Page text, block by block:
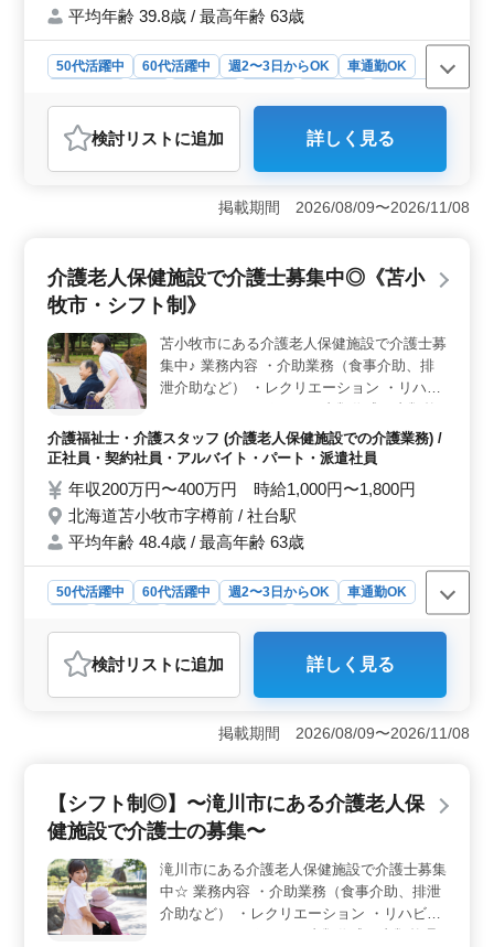
平均年齢 39.8歳 / 最高年齢 63歳
50代活躍中 60代活躍中 週2〜3日からOK
車通勤OK
派遣社員
介護福祉士・介護スタッフ
おすすめポイント
＜年間休日118日＞ 週休2日制で、土日が休みです。こ
れに加えて年間休日は118日あり、プライベートや家庭と
の時間を大切にしながら働けます。メリハリのある働き
ある方を対象としており、経験やスキルを活かしながら
さらに成長できる環境が整っています。ヘルパー2級以上
方にも適しています。 ＜アクセスと勤務条件＞ 施
設はアクセスが良く、車通勤も可能です。週3〜5日の勤
務が可能で、正社員から派遣社員まで幅広い雇用形態が
あります。これにより、ライフスタイルに合わせた柔軟
な働き方が選べる点が魅力です。
検討リスト に追加 詳しく見る
掲載期間 2026/08/09〜2026/11/08
介護老人保健施設で介護士募集中◎《苫小
牧市・シフト制》
苫小牧市にある介護老人保健施設で介護士募
集中♪ 業務内容 ・介助業務（食事介助、排
泄介助など） ・レクリエーション ・リハビ
リテーションサポート ・書類作成、書類整
理 ・サービス利用者の家族との相談、助言
備考 ＊シフト制(週3日以上相談可能) ＊交通
◎ まずはお気軽にお問い合わせください！
介護福祉士・介護スタッフ (介護老人保健施設での介護業務) /
正社員・契約社員・アルバイト・パート・派遣社員
年収200万円〜400万円 時給1,000円〜1,800円
北海道苫小牧市字樽前 / 社台駅
平均年齢 48.4歳 / 最高年齢 63歳
50代活躍中 60代活躍中 週2〜3日からOK
車通勤OK
介護福祉士・介護スタッフ
おすすめポイント
＜シフトの柔軟性＞ シフト制を採用しており、週3日以
上から勤務可能です。個々の生活スタイルに合わせた勤
務が可能で、特に家庭との両立を求める方に適していま
を目指せる環境です。経験者が活躍できる職場であり、
キャリアアップにもつながります。 ＜多様な雇用形
員と、多様な雇用形態があります。それぞれのライフス
テージやキャリアプランに応じた働き方が選べます。
検討リスト に追加 詳しく見る
掲載期間 2026/08/09〜2026/11/08
【シフト制◎】〜滝川市にある介護老人保
健施設で介護士の募集〜
滝川市にある介護老人保健施設で介護士募集
中☆ 業務内容 ・介助業務（食事介助、排泄
介助など） ・レクリエーション ・リハビリ